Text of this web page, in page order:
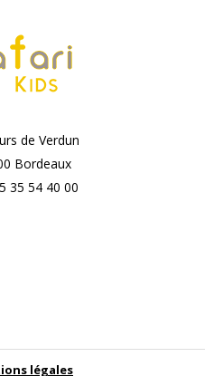
de Verdun
Bordeaux
35 54 40 00
légales